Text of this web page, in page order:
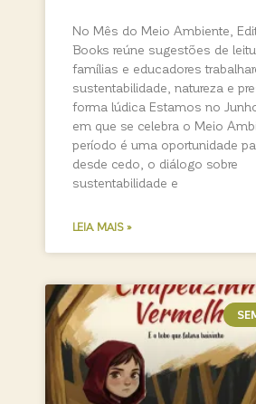
No Mês do Meio Ambiente,
Books reúne sugestões de
famílias e educadores
sustentabilidade, natureza e
forma lúdica Estamos no
em que se celebra o Meio
período é uma oportunidade
desde cedo, o diálogo sobre
sustentabilidade e
LEIA MAIS »